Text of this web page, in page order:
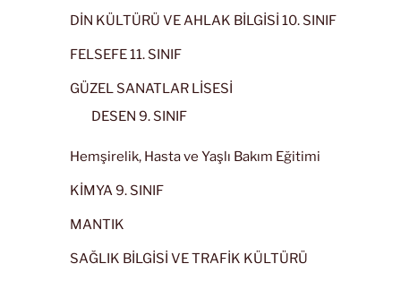
DİN KÜLTÜRÜ VE AHLAK BİLGİSİ 10. SINIF
FELSEFE 11. SINIF
GÜZEL SANATLAR LİSESİ
DESEN 9. SINIF
Hemşirelik, Hasta ve Yaşlı Bakım Eğitimi
KİMYA 9. SINIF
MANTIK
SAĞLIK BİLGİSİ VE TRAFİK KÜLTÜRÜ